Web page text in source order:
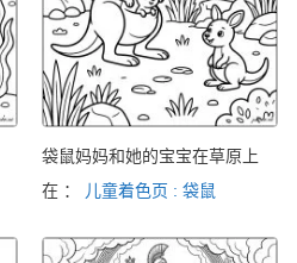
袋鼠妈妈和她的宝宝在草原上
在 ：
儿童着色页 : 袋鼠